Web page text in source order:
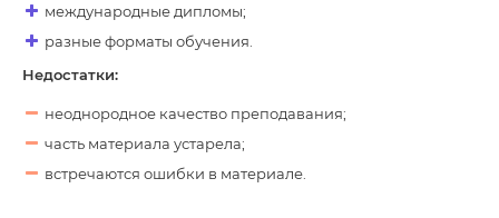
международные дипломы;
разные форматы обучения.
Недостатки:
неоднородное качество преподавания;
часть материала устарела;
встречаются ошибки в материале.